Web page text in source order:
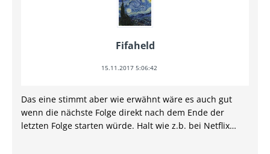
Fifaheld
15.11.2017 5:06:42
Das eine stimmt aber wie erwähnt wäre es auch gut
wenn die nächste Folge direkt nach dem Ende der
letzten Folge starten würde. Halt wie z.b. bei Netflix…